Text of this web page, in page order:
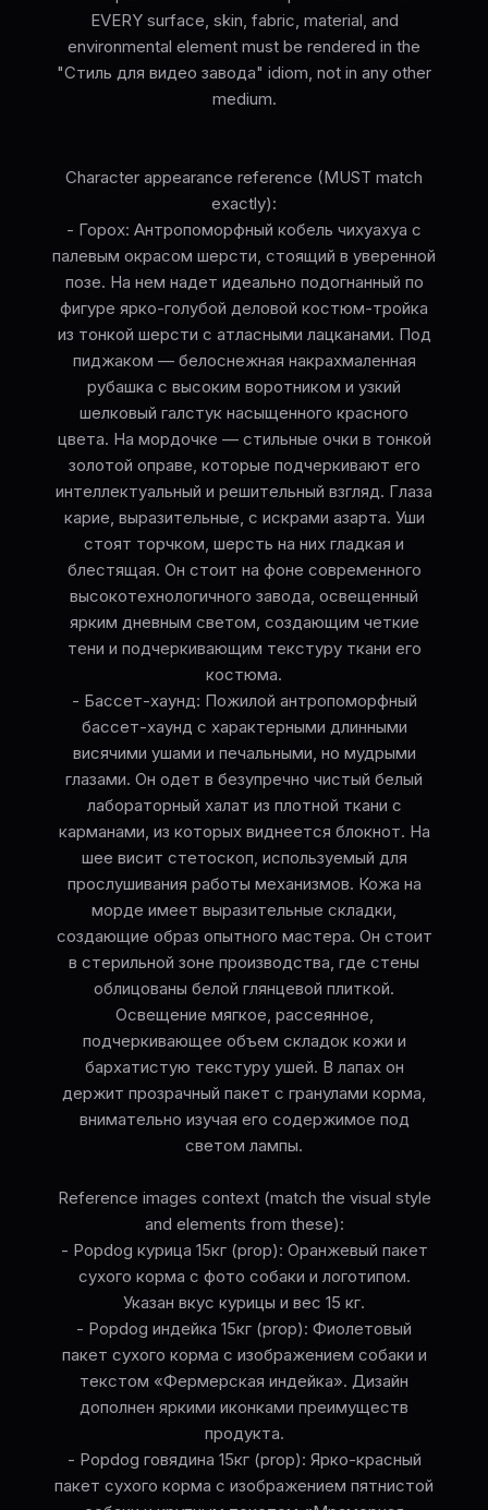
EVERY surface, skin, fabric, material, and
environmental element must be rendered in the
"Стиль для видео завода" idiom, not in any other
medium.
Character appearance reference (MUST match
exactly):
- Горох: Антропоморфный кобель чихуахуа с
палевым окрасом шерсти, стоящий в уверенной
позе. На нем надет идеально подогнанный по
фигуре ярко-голубой деловой костюм-тройка
из тонкой шерсти с атласными лацканами. Под
пиджаком — белоснежная накрахмаленная
рубашка с высоким воротником и узкий
шелковый галстук насыщенного красного
цвета. На мордочке — стильные очки в тонкой
золотой оправе, которые подчеркивают его
интеллектуальный и решительный взгляд. Глаза
карие, выразительные, с искрами азарта. Уши
стоят торчком, шерсть на них гладкая и
блестящая. Он стоит на фоне современного
высокотехнологичного завода, освещенный
ярким дневным светом, создающим четкие
тени и подчеркивающим текстуру ткани его
костюма.
- Бассет-хаунд: Пожилой антропоморфный
бассет-хаунд с характерными длинными
висячими ушами и печальными, но мудрыми
глазами. Он одет в безупречно чистый белый
лабораторный халат из плотной ткани с
карманами, из которых виднеется блокнот. На
шее висит стетоскоп, используемый для
прослушивания работы механизмов. Кожа на
морде имеет выразительные складки,
создающие образ опытного мастера. Он стоит
в стерильной зоне производства, где стены
облицованы белой глянцевой плиткой.
Освещение мягкое, рассеянное,
подчеркивающее объем складок кожи и
бархатистую текстуру ушей. В лапах он
держит прозрачный пакет с гранулами корма,
внимательно изучая его содержимое под
светом лампы.
Reference images context (match the visual style
and elements from these):
- Popdog курица 15кг (prop): Оранжевый пакет
сухого корма с фото собаки и логотипом.
Указан вкус курицы и вес 15 кг.
- Popdog индейка 15кг (prop): Фиолетовый
пакет сухого корма с изображением собаки и
текстом «Фермерская индейка». Дизайн
дополнен яркими иконками преимуществ
продукта.
- Popdog говядина 15кг (prop): Ярко-красный
пакет сухого корма с изображением пятнистой